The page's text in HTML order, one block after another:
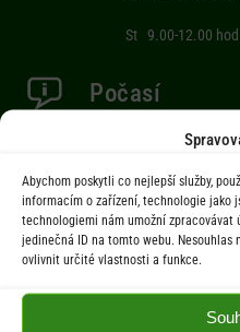
Abychom poskytli co nejlepší služby,
informacím o zařízení, technologie jako
technologiemi nám umožní zpracovávat
jedinečná ID na tomto webu. Nesouhlas
ovlivnit určité vlastnosti a funkce.
St 9.00-12.00
Počasí
Aktuální informace o počasí z
obce Jarcová.
Menu